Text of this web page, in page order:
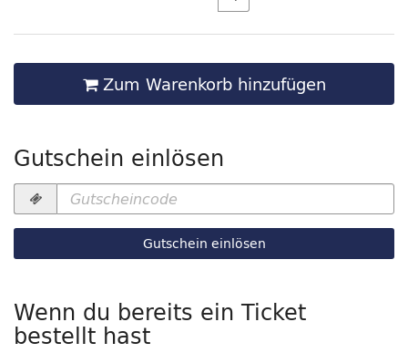
Zum Warenkorb hinzufügen
Gutschein einlösen
Gutscheincode
erforderlich
Gutschein einlösen
Wenn du bereits ein Ticket
bestellt hast